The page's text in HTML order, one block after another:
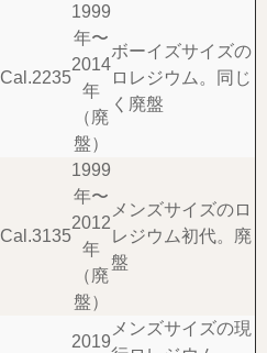
Cal.2235
1999
年〜
2014
年
（廃
盤）
ボーイズサイズの
ロレジウム。同じ
く廃盤
Cal.3135
1999
年〜
2012
年
（廃
盤）
メンズサイズのロ
レジウム初代。廃
盤
2019
メンズサイズの現